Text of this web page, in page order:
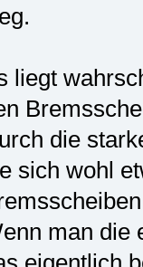
liegt
die
sich wohl
man die